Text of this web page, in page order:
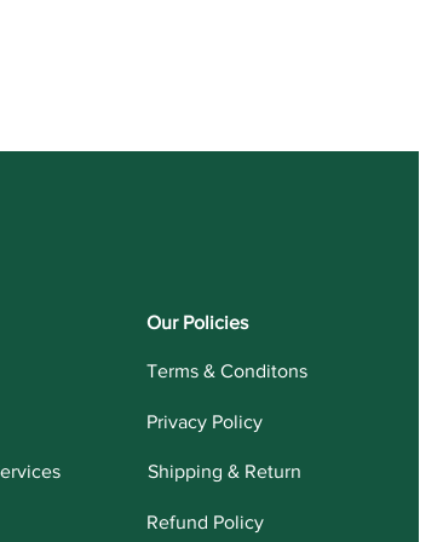
Our Policies
Terms & Conditons
Privacy Policy
Shipping & Return
Refund Policy